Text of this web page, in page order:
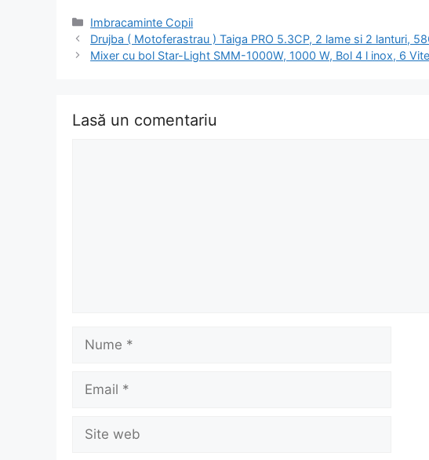
Categorii
Imbracaminte Copii
Navigare
în
Drujba ( Motoferastrau ) Taiga PRO 5.3CP, 2 lame si 2 lanturi,
Mixer cu bol Star-Light SMM-1000W, 1000 W, Bol 4 l inox, 6
Lasă un comentariu
web